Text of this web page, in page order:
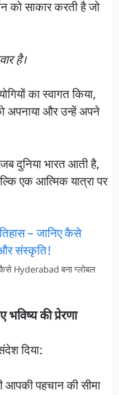
को साकार करती है जो
है।
का स्वागत किया,
अपनाया और उन्हें अपने
दुनिया भारत आती है,
एक आत्मिक यात्रा पर
कैसे Hyderabad बना ग्लोबल
की प्रेरणा
दिया:
आपकी पहचान की सीमा